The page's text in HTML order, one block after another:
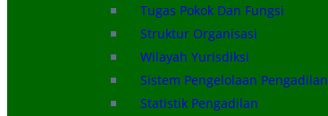
Tugas Pokok Dan Fungsi
Struktur Organisasi
Wilayah Yurisdiksi
Sistem Pengelolaan Pengadilan
Statistik Pengadilan